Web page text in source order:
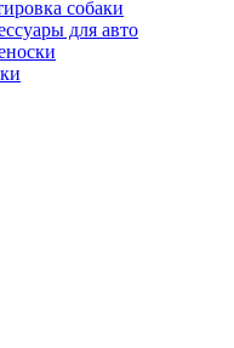
собаки
для авто